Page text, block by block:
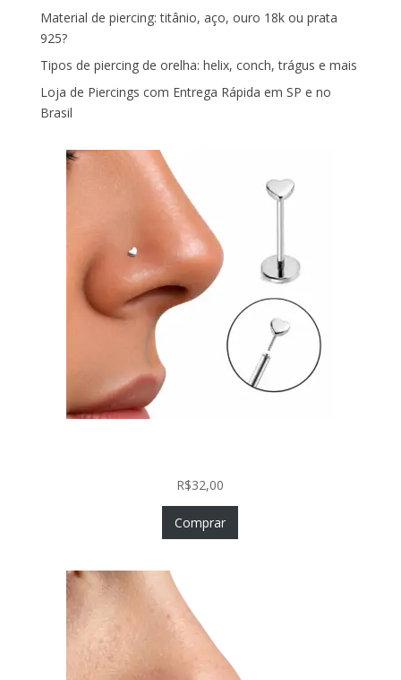
Material de piercing: titânio, aço, ouro 18k ou prata
925?
Tipos de piercing de orelha: helix, conch, trágus e mais
Loja de Piercings com Entrega Rápida em SP e no
Brasil
R$32,00
Comprar